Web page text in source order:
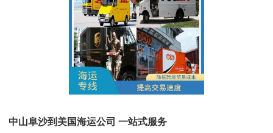
中山阜沙到美国海运公司 一站式服务